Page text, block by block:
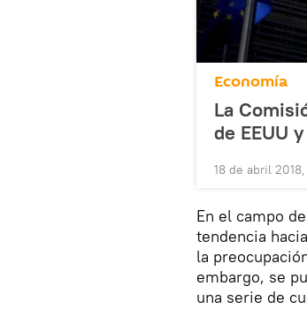
Economía
La
de EEUU
18 de abril
En el campo
tendencia
la
embargo, se
una serie de